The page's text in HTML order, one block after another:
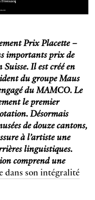
Prix Placette –
importants prix de
Il est créé en
du groupe Maus
du MAMCO. Le
le premier
Désormais
de douze cantons,
à l’artiste une
linguistiques.
comprend une
dans son intégralité